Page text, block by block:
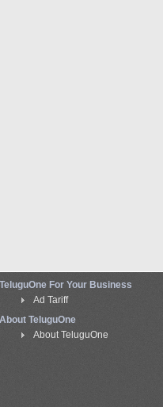
TeluguOne For Your Business
Ad Tariff
About TeluguOne
About TeluguOne